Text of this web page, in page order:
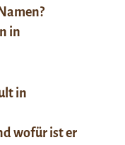
in
in
wofür ist er